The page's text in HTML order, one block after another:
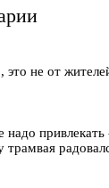
не от
трамвая